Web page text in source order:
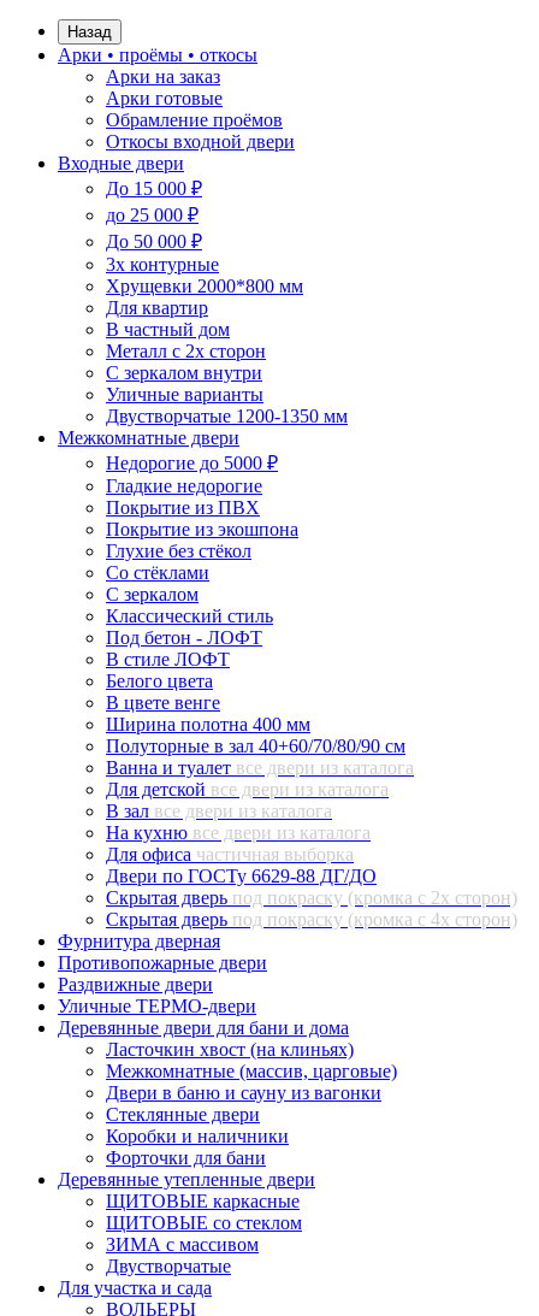
Назад
Арки • проёмы • откосы
Арки на заказ
Арки готовые
Обрамление проёмов
Откосы входной двери
Входные двери
До 15 000 ₽
до 25 000 ₽
До 50 000 ₽
3х контурные
Хрущевки 2000*800 мм
Для квартир
В частный дом
Металл с 2х сторон
С зеркалом внутри
Уличные варианты
Двустворчатые 1200-1350 мм
Межкомнатные двери
Недорогие до 5000 ₽
Гладкие недорогие
Покрытие из ПВХ
Покрытие из экошпона
Глухие без стёкол
Со стёклами
С зеркалом
Классический стиль
Под бетон - ЛОФТ
В стиле ЛОФТ
Белого цвета
В цвете венге
Ширина полотна 400 мм
Полуторные в зал 40+60/70/80/90 см
Ванна и туалет все двери из каталога
Для детской все двери из каталога
В зал все двери из каталога
На кухню все двери из каталога
Для офиса частичная выборка
Двери по ГОСТу 6629-88 ДГ/ДО
Скрытая дверь под покраску (кромка с 2х сторон)
Скрытая дверь под покраску (кромка с 4х сторон)
Фурнитура дверная
Противопожарные двери
Раздвижные двери
Уличные ТЕРМО-двери
Деревянные двери для бани и дома
Ласточкин хвост (на клиньях)
Межкомнатные (массив, царговые)
Двери в баню и сауну из вагонки
Стеклянные двери
Коробки и наличники
Форточки для бани
Деревянные утепленные двери
ЩИТОВЫЕ каркасные
ЩИТОВЫЕ со стеклом
ЗИМА с массивом
Двустворчатые
Для участка и сада
ВОЛЬЕРЫ